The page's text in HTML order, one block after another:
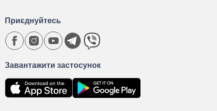
Завантажити застосунок
Приєднуйтесь